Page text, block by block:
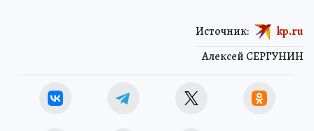
Алексей СЕРГУНИН
Источник: kp.ru